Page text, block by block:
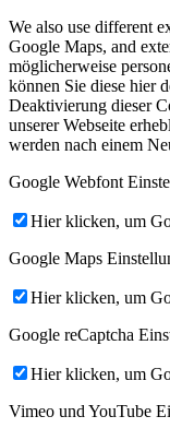
We also use different
Google Maps, and
möglicherweise
können Sie diese hier
Deaktivierung dieser
unserer Webseite
werden nach einem
Google Webfont
Hier klicken, um
Google Maps
Hier klicken, um
Google reCaptcha
Hier klicken, um
Vimeo und YouTube